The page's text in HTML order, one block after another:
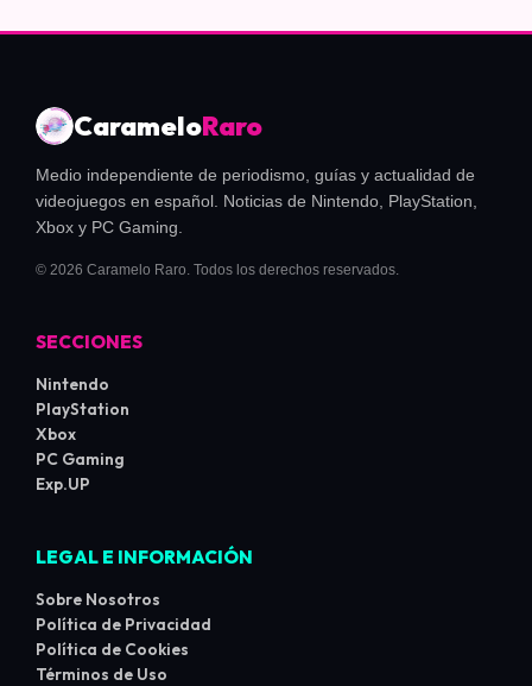
CarameloRaro
Medio independiente de periodismo, guías y actualidad de
videojuegos en español. Noticias de Nintendo, PlayStation,
Xbox y PC Gaming.
© 2026 Caramelo Raro. Todos los derechos reservados.
SECCIONES
Nintendo
PlayStation
Xbox
PC Gaming
Exp.UP
LEGAL E INFORMACIÓN
Sobre Nosotros
Política de Privacidad
Política de Cookies
Términos de Uso